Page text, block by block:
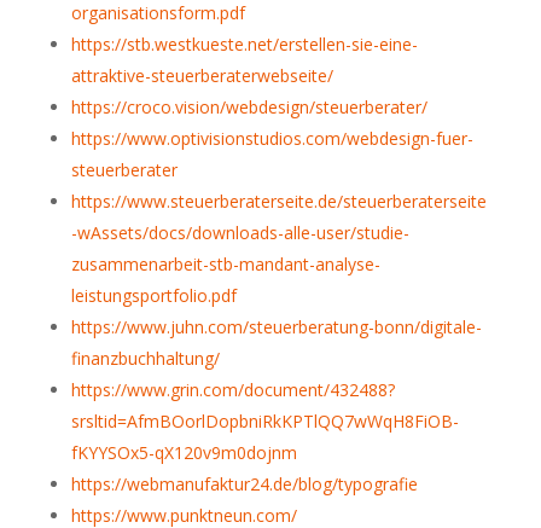
organisationsform.pdf
https://stb.westkueste.net/erstellen-sie-eine-
attraktive-steuerberaterwebseite/
https://croco.vision/webdesign/steuerberater/
https://www.optivisionstudios.com/webdesign-fuer-
steuerberater
https://www.steuerberaterseite.de/steuerberaterseite
-wAssets/docs/downloads-alle-user/studie-
zusammenarbeit-stb-mandant-analyse-
leistungsportfolio.pdf
https://www.juhn.com/steuerberatung-bonn/digitale-
finanzbuchhaltung/
https://www.grin.com/document/432488?
srsltid=AfmBOorlDopbniRkKPTlQQ7wWqH8FiOB-
fKYYSOx5-qX120v9m0dojnm
https://webmanufaktur24.de/blog/typografie
https://www.punktneun.com/